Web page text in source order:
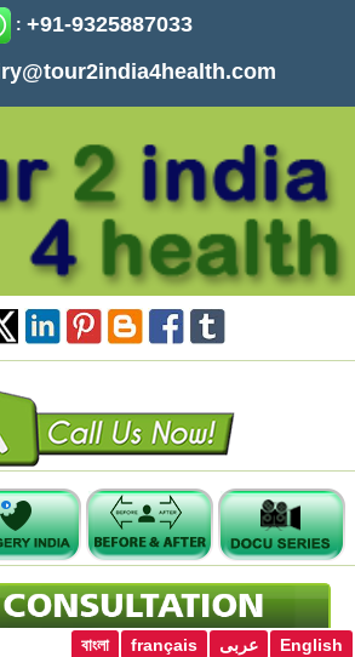
: +91-9325887033
English عربى français
বাংলা